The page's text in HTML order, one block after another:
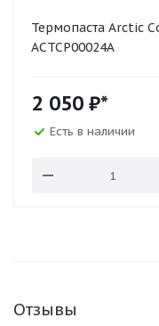
Термопаста Arctic
ACTCP00024A
2 050 ₽*
Есть в наличии
Отзывы